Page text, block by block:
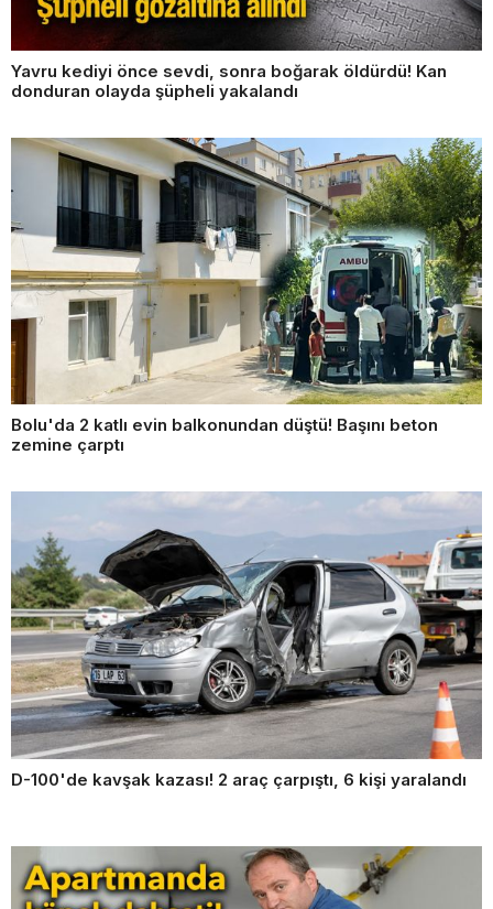
Yavru kediyi önce sevdi, sonra boğarak öldürdü! Kan
donduran olayda şüpheli yakalandı
Bolu'da 2 katlı evin balkonundan düştü! Başını beton
zemine çarptı
D-100'de kavşak kazası! 2 araç çarpıştı, 6 kişi yaralandı